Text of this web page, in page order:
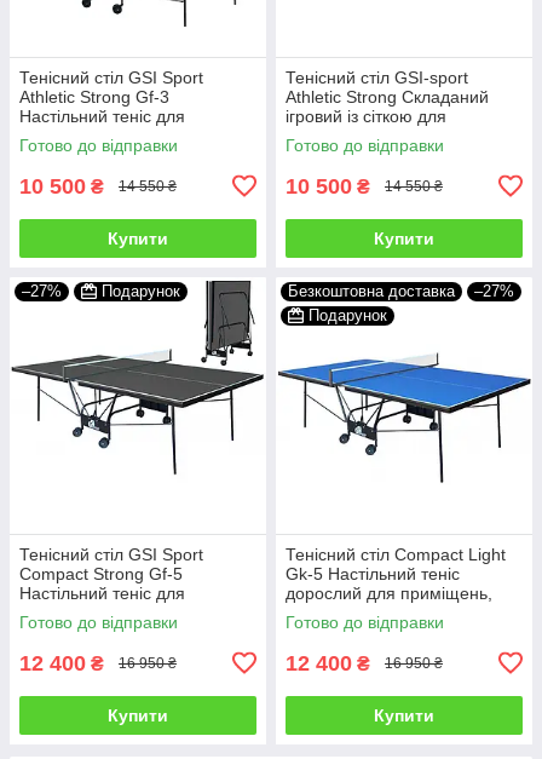
Тенісний стіл GSI Sport
Athletic Strong Gf-3
Настільний теніс для
приміщень, офісу Пінг понг
складаний Графіт
Готово до відправки
10 500 ₴ 14 550 ₴
Купити
Тенісний стіл GSI-sport
Athletic Strong Складаний
ігровий із сіткою для
приміщень, спортзалу,
Зелений
Готово до відправки
10 500 ₴ 14 550 ₴
Купити
–27% Подарунок
Тенісний стіл GSI Sport
Compact Strong Gf-5
Настільний теніс для
приміщень, офісу складаний
Графіт
Готово до відправки
12 400 ₴ 16 950 ₴
Купити
Безкоштовна доставка
–27%
Подарунок
Тенісний стіл Compact Light
Gk-5 Настільний теніс
дорослий для приміщень,
офісу Пінг понг складаний
Синій
Готово до відправки
12 400 ₴ 16 950 ₴
Купити